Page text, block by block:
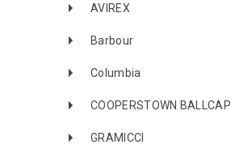
AVIREX
Barbour
Columbia
COOPERSTOWN BALLCAP
GRAMICCI